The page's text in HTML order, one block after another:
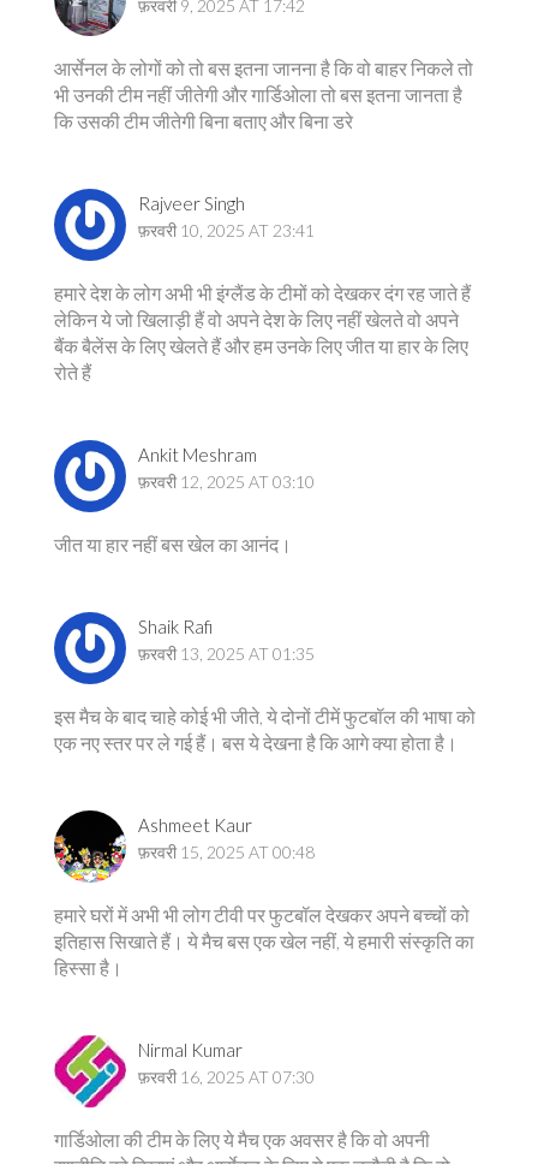
फ़रवरी 9, 2025 AT 17:42
आर्सेनल के लोगों को तो बस इतना जानना है कि वो बाहर निकले तो
भी उनकी टीम नहीं जीतेगी और गार्डिओला तो बस इतना जानता है
कि उसकी टीम जीतेगी बिना बताए और बिना डरे
Rajveer Singh
फ़रवरी 10, 2025 AT 23:41
हमारे देश के लोग अभी भी इंग्लैंड के टीमों को देखकर दंग रह जाते हैं
लेकिन ये जो खिलाड़ी हैं वो अपने देश के लिए नहीं खेलते वो अपने
बैंक बैलेंस के लिए खेलते हैं और हम उनके लिए जीत या हार के लिए
रोते हैं
Ankit Meshram
फ़रवरी 12, 2025 AT 03:10
जीत या हार नहीं बस खेल का आनंद।
Shaik Rafi
फ़रवरी 13, 2025 AT 01:35
इस मैच के बाद चाहे कोई भी जीते, ये दोनों टीमें फुटबॉल की भाषा को
एक नए स्तर पर ले गई हैं। बस ये देखना है कि आगे क्या होता है।
Ashmeet Kaur
फ़रवरी 15, 2025 AT 00:48
हमारे घरों में अभी भी लोग टीवी पर फुटबॉल देखकर अपने बच्चों को
इतिहास सिखाते हैं। ये मैच बस एक खेल नहीं, ये हमारी संस्कृति का
हिस्सा है।
Nirmal Kumar
फ़रवरी 16, 2025 AT 07:30
गार्डिओला की टीम के लिए ये मैच एक अवसर है कि वो अपनी